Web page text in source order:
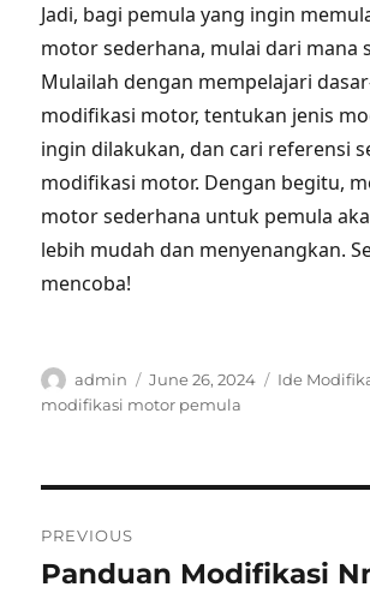
Jadi, bagi pemula yang ingin
motor sederhana, mulai dari mana
Mulailah dengan mempelajari
modifikasi motor, tentukan jenis
ingin dilakukan, dan cari referensi
modifikasi motor. Dengan begitu,
motor sederhana untuk pemula
lebih mudah dan menyenangkan.
mencoba!
Author
admin
Posted
on
June 26, 2024 Categories
Ide
modifikasi motor pemula
navigation
PREVIOUS
Previous
Panduan Modifikasi